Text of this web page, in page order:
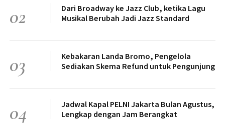
02
Dari Broadway ke Jazz Club, ketika Lagu
Musikal Berubah Jadi Jazz Standard
03
Kebakaran Landa Bromo, Pengelola
Sediakan Skema Refund untuk Pengunjung
04
Jadwal Kapal PELNI Jakarta Bulan Agustus,
Lengkap dengan Jam Berangkat